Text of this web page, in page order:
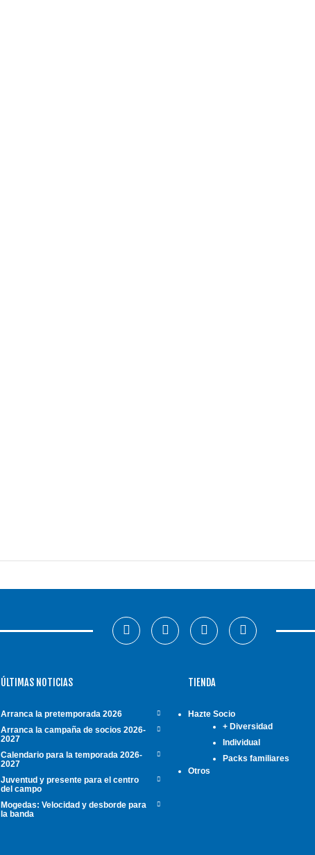
ÚLTIMAS NOTICIAS
Arranca la pretemporada 2026
Arranca la campaña de socios 2026-
2027
Calendario para la temporada 2026-
2027
Juventud y presente para el centro
del campo
Mogedas: Velocidad y desborde para
la banda
TIENDA
Hazte Socio
+ Diversidad
Individual
Packs familiares
Otros